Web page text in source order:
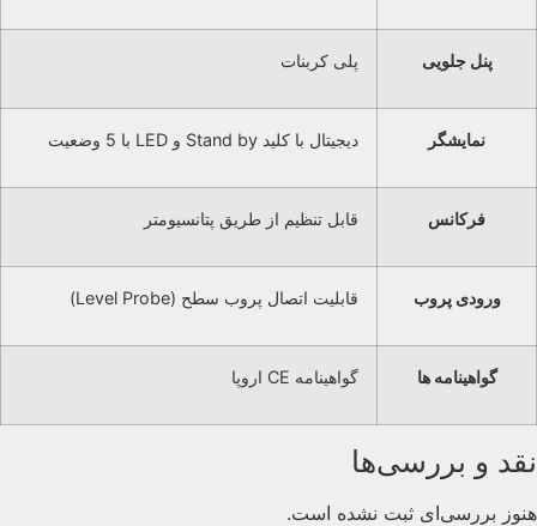
پنل جلویی پلی کربنات
نمایشگر دیجیتال با کلید Stand by و LED با 5 وضعیت
فرکانس قابل تنظیم از طریق پتانسیومتر
ورودی پروب قابلیت اتصال پروب سطح (Level Probe)
گواهینامه ها گواهینامه CE اروپا
نقد و بررسی‌ها
هنوز بررسی‌ای ثبت نشده است.